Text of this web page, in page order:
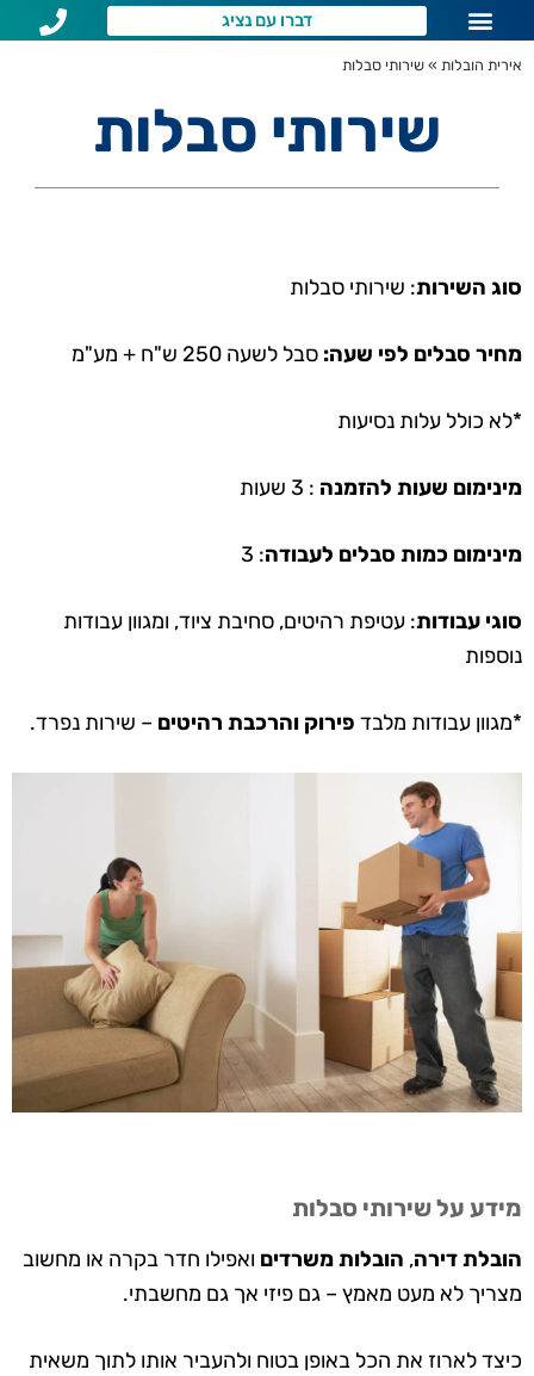
דברו עם נציג
אירית הובלות » שירותי סבלות
שירותי סבלות
סוג השירות: שירותי סבלות
מחיר סבלים לפי שעה: סבל לשעה 250 ש"ח + מע"מ
*לא כולל עלות נסיעות
מינימום שעות להזמנה : 3 שעות
מינימום כמות סבלים לעבודה: 3
סוגי עבודות: עטיפת רהיטים, סחיבת ציוד, ומגוון עבודות
נוספות
*מגוון עבודות מלבד פירוק והרכבת רהיטים – שירות נפרד.
מידע על שירותי סבלות
הובלת דירה, הובלות משרדים ואפילו חדר בקרה או מחשוב
מצריך לא מעט מאמץ – גם פיזי אך גם מחשבתי.
כיצד לארוז את הכל באופן בטוח ולהעביר אותו לתוך משאית